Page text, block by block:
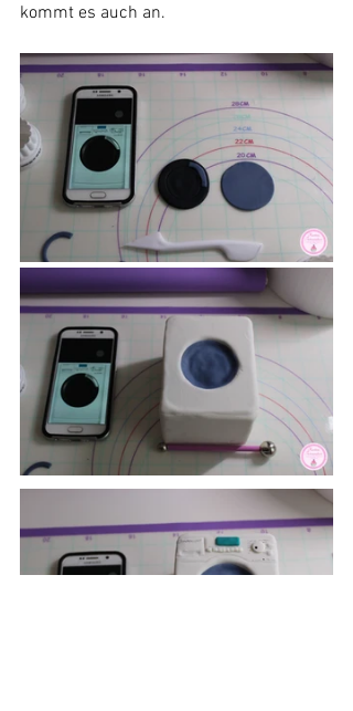
kommt es auch an.